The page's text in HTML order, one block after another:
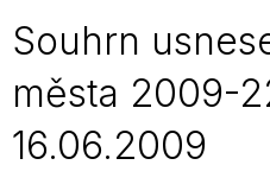
Souhrn
města 2009-
16.06.2009